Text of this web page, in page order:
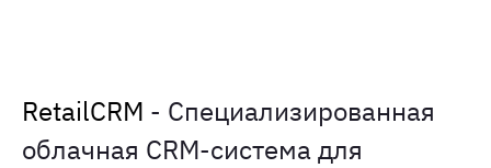
RetailCRM - Cпециализированная
облачная CRM-система для